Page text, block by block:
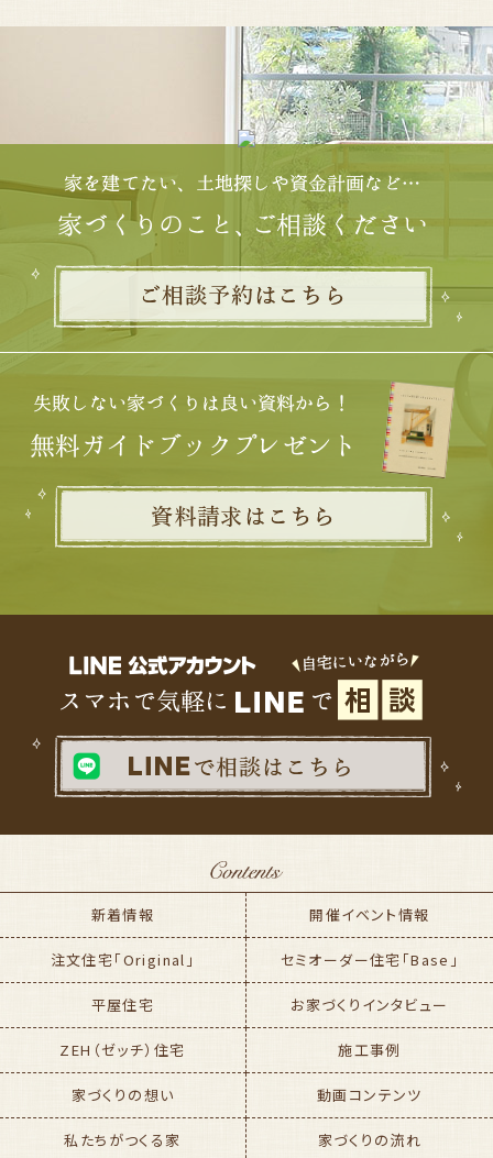
新着情報 開催イベント情報
注文住宅「Original」 セミオーダー住宅「Base」
平屋住宅 お家づくりインタビュー
ZEH（ゼッチ）住宅 施工事例
家づくりの想い 動画コンテンツ
私たちがつくる家 家づくりの流れ